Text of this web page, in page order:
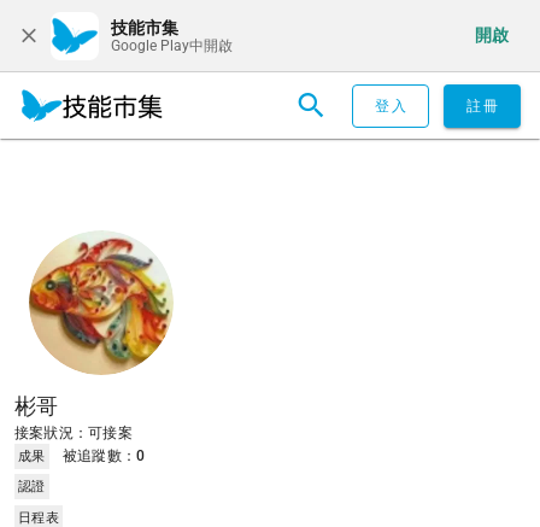
技能市集
Google Play中開啟
開啟
登入 註冊
彬哥
接案狀況：可接案
成果 被追蹤數：0
認證
日程表